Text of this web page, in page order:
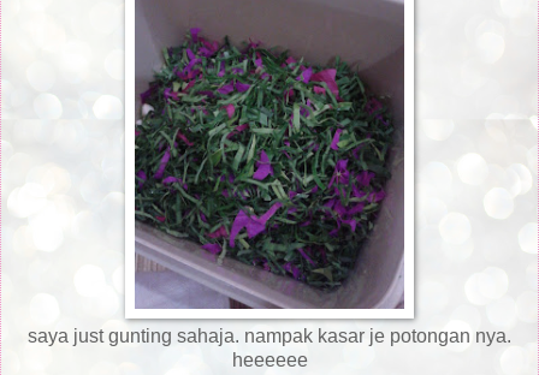
saya just gunting sahaja. nampak kasar je potongan nya.
heeeeee